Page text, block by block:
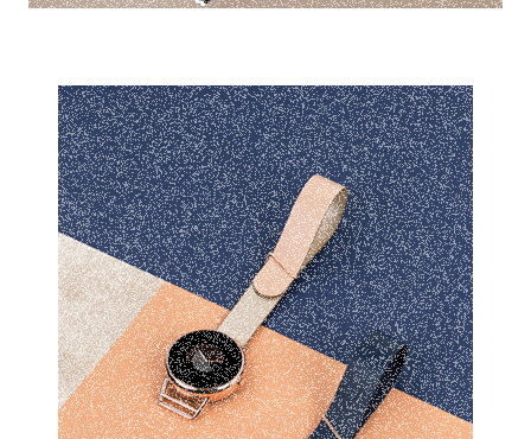
Design produit - Montre connectée
Shammane